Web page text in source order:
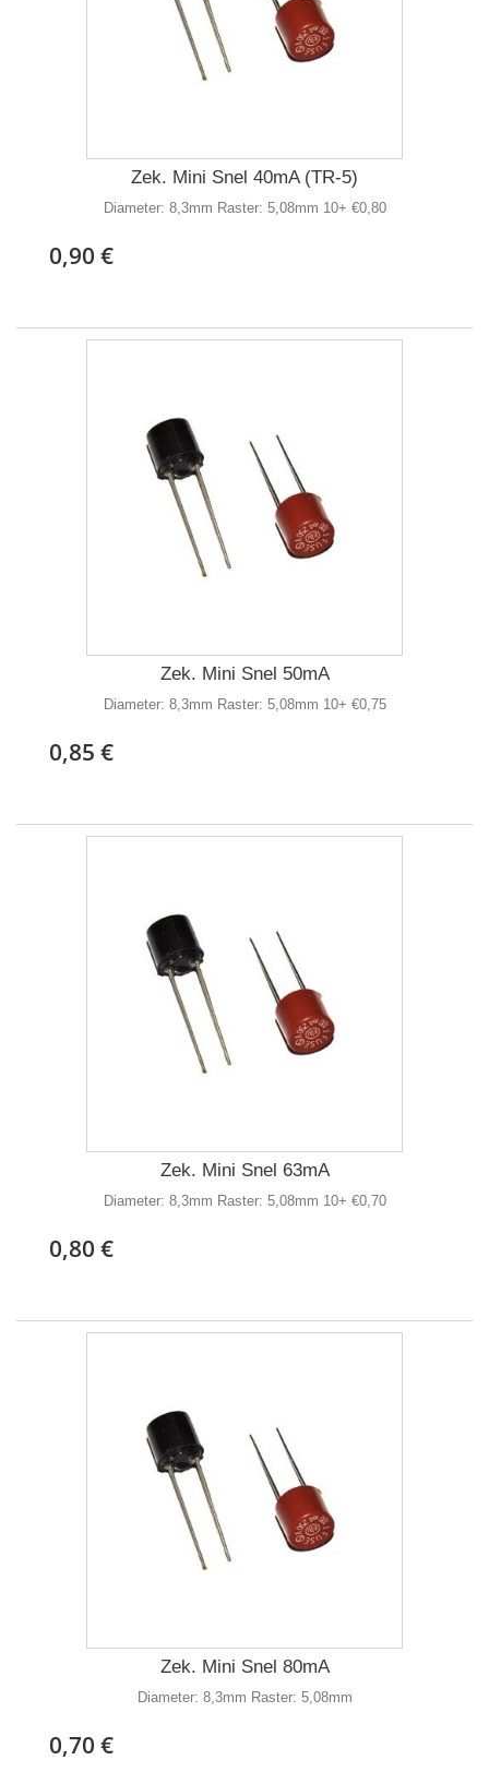
Zek. Mini Snel 40mA (TR-5)
Diameter: 8,3mm Raster: 5,08mm 10+ €0,80
0,90 €
Zek. Mini Snel 50mA
Diameter: 8,3mm Raster: 5,08mm 10+ €0,75
0,85 €
Zek. Mini Snel 63mA
Diameter: 8,3mm Raster: 5,08mm 10+ €0,70
0,80 €
Zek. Mini Snel 80mA
Diameter: 8,3mm Raster: 5,08mm
0,70 €